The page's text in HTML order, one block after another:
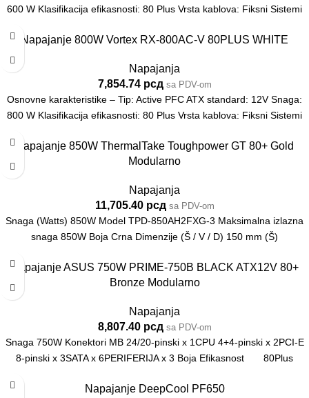
600 W Klasifikacija efikasnosti: 80 Plus Vrsta kablova: Fiksni Sistemi
Napajanje 800W Vortex RX-800AC-V 80PLUS WHITE
Napajanja
7,854.74 рсд sa PDV-om
Osnovne karakteristike – Tip: Active PFC ATX standard: 12V Snaga:
800 W Klasifikacija efikasnosti: 80 Plus Vrsta kablova: Fiksni Sistemi
Napajanje 850W ThermalTake Toughpower GT 80+ Gold
Modularno
Napajanja
11,705.40 рсд sa PDV-om
Snaga (Watts) 850W Model TPD-850AH2FXG-3 Maksimalna izlazna
snaga 850W Boja Crna Dimenzije (Š / V / D) 150 mm (Š)
Napajanje ASUS 750W PRIME-750B BLACK ATX12V 80+
Bronze Modularno
Napajanja
8,807.40 рсд sa PDV-om
Snaga 750W Konektori MB 24/20-pinski x 1CPU 4+4-pinski x 2PCI-E
8-pinski x 3SATA x 6PERIFERIJA x 3 Boja Efikasnost 80Plus
Napajanje DeepCool PF650